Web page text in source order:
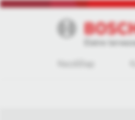
Kezdőlap